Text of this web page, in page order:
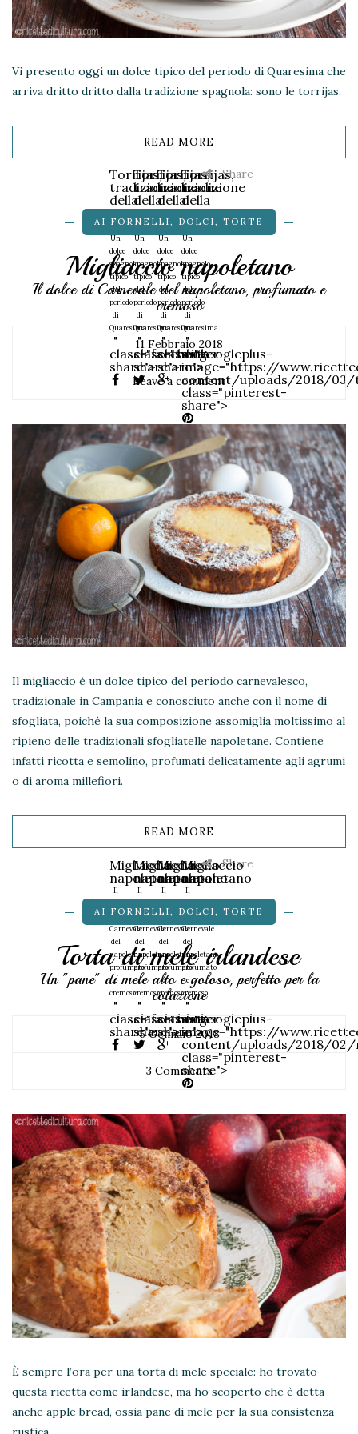
Vi presento oggi un dolce tipico del periodo di Quaresima che
arriva dritto dritto dalla tradizione spagnola: sono le torrijas.
READ MORE
Share
Torrijas,
tradizione
della
Settimana
Santa
Un
dolce
spagnolo
tipico
del
periodo
di
Quaresima
"
class="facebook-
share">
Torrijas,
tradizione
della
Settimana
Santa
Un
dolce
spagnolo
tipico
del
periodo
di
Quaresima
"
class="twitter-
share">
Torrijas,
tradizione
della
Settimana
Santa
Un
dolce
spagnolo
tipico
del
periodo
di
Quaresima
"
class="googleplus-
share">
Torrijas,
tradizione
della
Settimana
Santa
Un
dolce
spagnolo
tipico
del
periodo
di
Quaresima
"
data-
image="https://
content/uploads/2018/03/
class="pinterest-
share">
AI FORNELLI, DOLCI, TORTE
Migliaccio napoletano
Il dolce di Carnevale del napoletano, profumato e
cremoso
11 Febbraio 2018
Leave a comment
Il migliaccio è un dolce tipico del periodo carnevalesco,
tradizionale in Campania e conosciuto anche con il nome di
sfogliata, poiché la sua composizione assomiglia moltissimo al
ripieno delle tradizionali sfogliatelle napoletane. Contiene
infatti ricotta e semolino, profumati delicatamente agli agrumi
o di aroma millefiori.
READ MORE
Share
Migliaccio
napoletano
Il
di
Carnevale
del
napoletano,
profumato
e
cremoso
"
class="facebook-
share">
Migliaccio
napoletano
Il
di
Carnevale
del
napoletano,
profumato
e
cremoso
"
class="twitter-
share">
Migliaccio
napoletano
Il
di
Carnevale
del
napoletano,
profumato
e
cremoso
"
class="googleplus-
share">
Migliaccio
napoletano
Il
di
Carnevale
del
napoletano,
profumato
e
cremoso
"
data-
image="https://
content/uploads/2018/02/
class="pinterest-
share">
AI FORNELLI, DOLCI, TORTE
Torta di mele irlandese
Un "pane" di mele alto e goloso, perfetto per la
colazione
5 Gennaio 2018
3 Comments
È sempre l’ora per una torta di mele speciale: ho trovato
questa ricetta come irlandese, ma ho scoperto che è detta
anche apple bread, ossia pane di mele per la sua consistenza